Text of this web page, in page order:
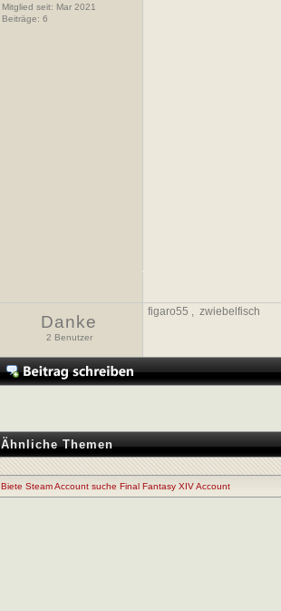
Mitglied seit: Mar 2021
Beiträge: 6
Danke
2 Benutzer
figaro55 , zwiebelfisch
Ähnliche Themen
Biete Steam Account suche Final Fantasy XIV Account